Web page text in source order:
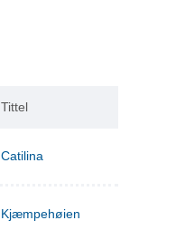
Tittel
Catilina
Kjæmpehøien